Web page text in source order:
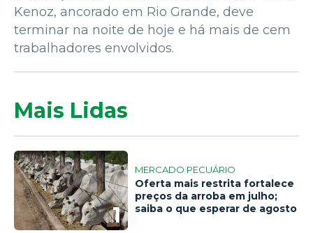
Kenoz, ancorado em Rio Grande, deve
terminar na noite de hoje e há mais de cem
trabalhadores envolvidos.
Mais Lidas
1
MERCADO PECUÁRIO
Oferta mais restrita fortalece
preços da arroba em julho;
saiba o que esperar de agosto